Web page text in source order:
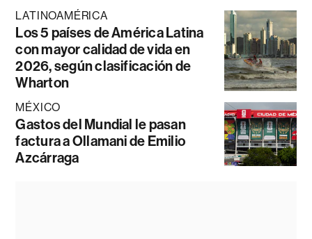
LATINOAMÉRICA
Los 5 países de América Latina
con mayor calidad de vida en
2026, según clasificación de
Wharton
MÉXICO
Gastos del Mundial le pasan
factura a Ollamani de Emilio
Azcárraga